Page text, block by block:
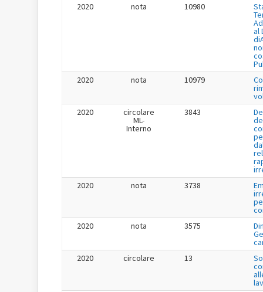
2020
nota 10980
al
2020
nota 10979
2020
circolare
ML-
Interno
3843
2020
nota 3738
2020
nota 3575
2020
circolare 13